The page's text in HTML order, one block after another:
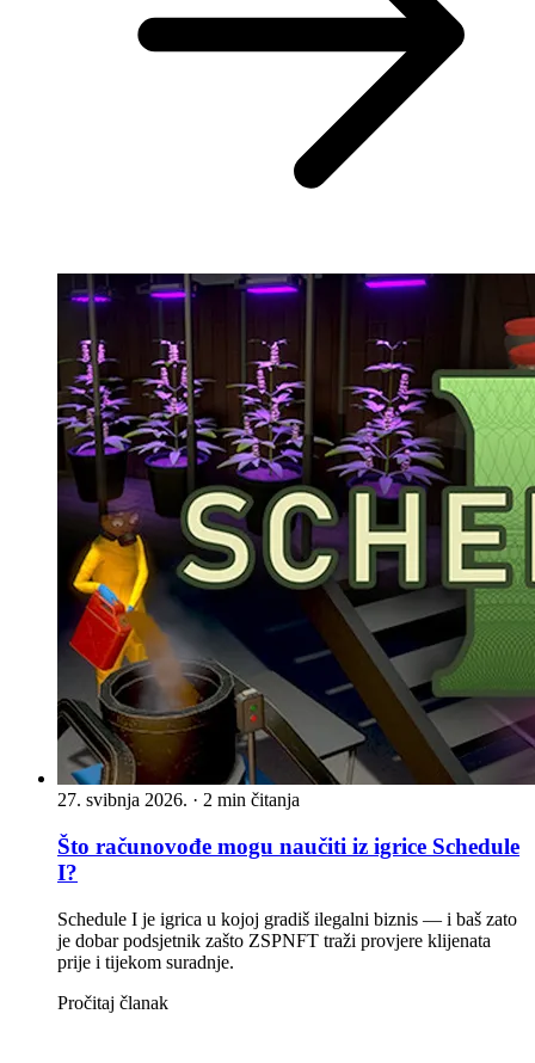
27. svibnja 2026. · 2 min čitanja
Što računovođe mogu naučiti iz igrice Schedule
I?
Schedule I je igrica u kojoj gradiš ilegalni biznis — i baš zato
je dobar podsjetnik zašto ZSPNFT traži provjere klijenata
prije i tijekom suradnje.
Pročitaj članak